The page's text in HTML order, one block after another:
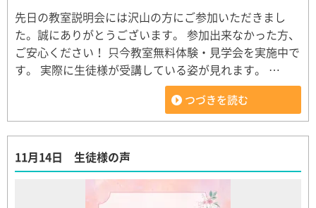
先日の教室説明会には沢山の方にご参加いただきまし
た。誠にありがとうございます。 参加出来なかった方、
ご安心ください！ 只今教室無料体験・見学会を実施中で
す。 実際に生徒様が受講している姿が見れます。 …
つづきを読む
11月14日 生徒様の声